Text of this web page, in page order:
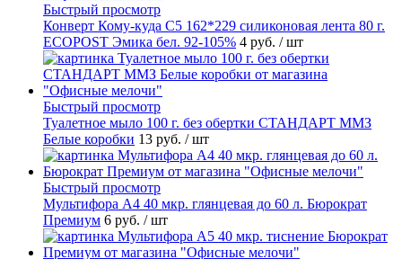
Быстрый просмотр
Конверт Кому-куда С5 162*229 силиконовая лента 80 г.
ECOPOST Эмика бел. 92-105% 4 руб. / шт
Быстрый просмотр
Туалетное мыло 100 г. без обертки СТАНДАРТ ММЗ
Белые коробки 13 руб. / шт
Быстрый просмотр
Мультифора А4 40 мкр. глянцевая до 60 л. Бюрократ
Премиум 6 руб. / шт